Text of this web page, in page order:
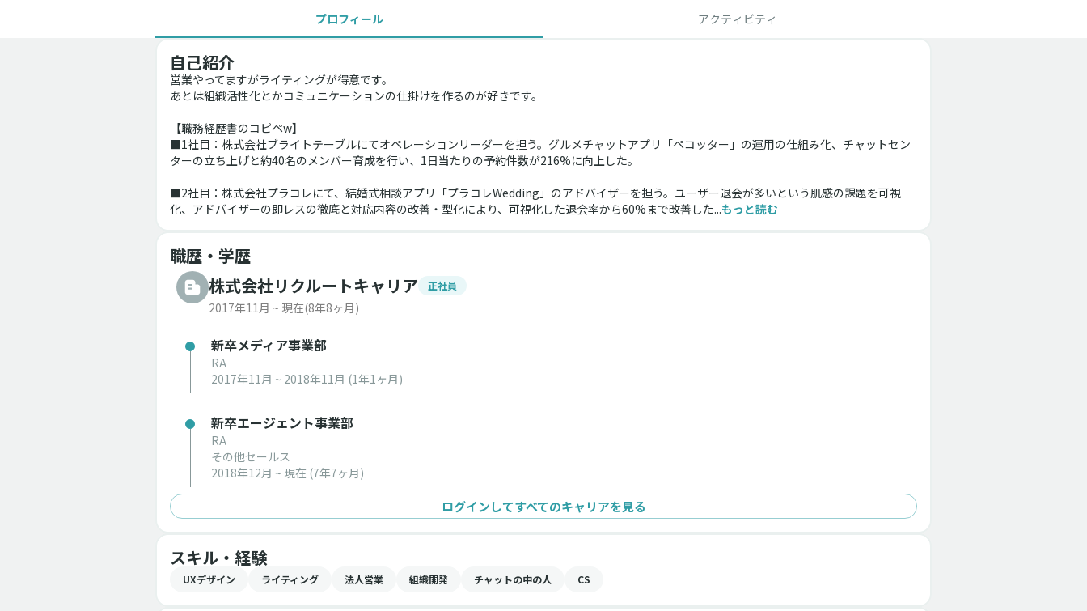
プロフィール アクティビティ
自己紹介
営業やってますがライティングが得意です。
あとは組織活性化とかコミュニケーションの仕掛けを作るのが好きです。
【職務経歴書のコピペw】
■1社目：株式会社ブライトテーブルにてオペレーションリーダーを担う。グルメチャットアプリ「ペコッター」の運用の仕組み化、チャットセン
ターの立ち上げと約40名のメンバー育成を行い、1日当たりの予約件数が216%に向上した。
■2社目：株式会社プラコレにて、結婚式相談アプリ「プラコレWedding」のアドバイザーを担う。ユーザー退会が多いという肌感の課題を可視
化、アドバイザーの即レスの徹底と対応内容の改善・型化により、可視化した退会率から60%まで改善した...もっと読む
職歴・学歴
株式会社リクルートキャリア
正社員
2017年11月 ~ 現在(8年8ヶ月)
新卒メディア事業部
RA
2017年11月 ~ 2018年11月 (1年1ヶ月)
新卒エージェント事業部
RA
その他セールス
2018年12月 ~ 現在 (7年7ヶ月)
ログインしてすべてのキャリアを見る
スキル・経験
UXデザイン ライティング 法人営業 組織開発 チャットの中の人 CS